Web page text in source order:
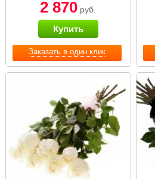
Заказать в один клик
2 870 руб.
Купить